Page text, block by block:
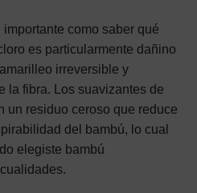
como saber qué
es particularmente dañino
irreversible y
la fibra. Los suavizantes de
un residuo ceroso que reduce
del bambú, lo cual
elegiste bambú